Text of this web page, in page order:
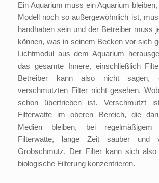
Ein Aquarium muss ein Aquarium
Modell noch so außergewöhnlich ist,
handhaben sein und der Betreiber muss
können, was in seinem Becken vor sich
Lichtmodul aus dem Aquarium
das gesamte Innere, einschließlich
Betreiber kann also nicht sagen,
verschmutzten Filter nicht gesehen.
schon übertrieben ist. Verschmutzt
Filterwatte im oberen Bereich, die
Medien bleiben, bei
Filterwatte, lange Zeit sauber und
Grobschmutz. Der Filter kann sich
biologische Filterung konzentrieren.